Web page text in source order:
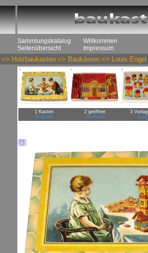
Sammlungskatalog
Seitenübersicht
Willkommen
Impressum
=> Holzbaukasten => Baukästen => Louis
1 Kasten
Großbild
2 geöffnet
Großbild
3